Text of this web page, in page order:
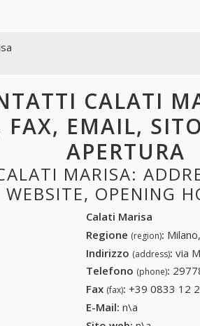
CALATI
FAX, EMAIL,
APERTURA
MARISA:
WEBSITE, OPENING
Calati Marisa
Regione (region):
Indirizzo (address): via
Telefono (phone):
Fax (fax): +39 0833 12
E-Mail: n\a